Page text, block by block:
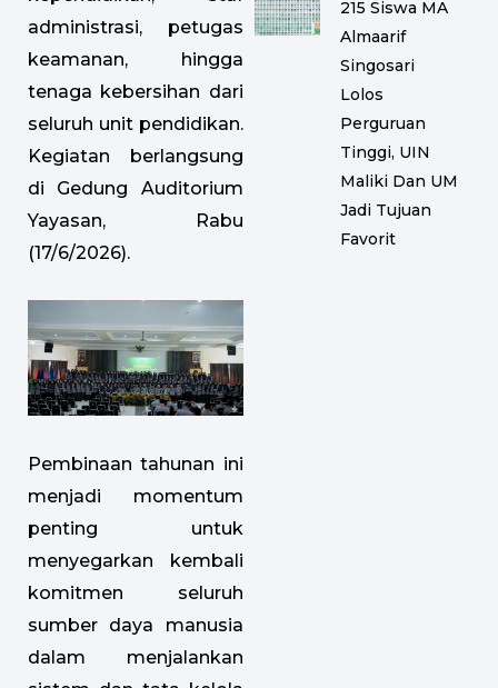
administrasi, petugas
keamanan, hingga
tenaga kebersihan dari
seluruh unit pendidikan.
Kegiatan berlangsung
di Gedung Auditorium
Yayasan, Rabu
(17/6/2026).
Pembinaan tahunan ini
menjadi momentum
penting untuk
menyegarkan kembali
komitmen seluruh
sumber daya manusia
dalam menjalankan
215 Siswa MA
Almaarif
Singosari
Lolos
Perguruan
Tinggi, UIN
Maliki Dan UM
Jadi Tujuan
Favorit